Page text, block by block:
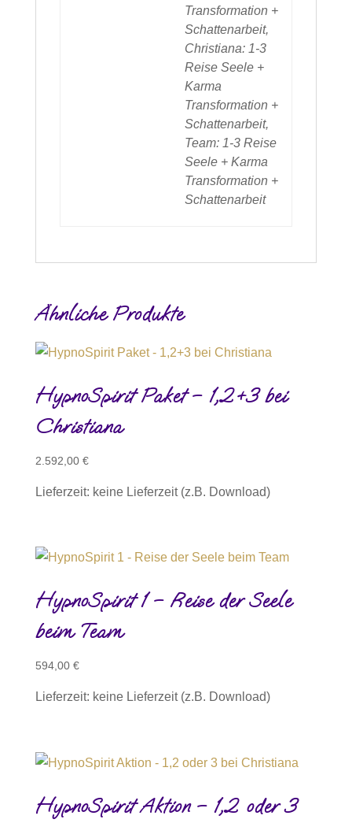
Transformation +
Schattenarbeit,
Christiana: 1-3
Reise Seele +
Karma
Transformation +
Schattenarbeit,
Team: 1-3 Reise
Seele + Karma
Transformation +
Schattenarbeit
Ähnliche Produkte
HypnoSpirit Paket – 1,2+3 bei
Christiana
2.592,00 €
Lieferzeit: keine Lieferzeit (z.B. Download)
HypnoSpirit 1 – Reise der Seele
beim Team
594,00 €
Lieferzeit: keine Lieferzeit (z.B. Download)
HypnoSpirit Aktion – 1,2 oder 3